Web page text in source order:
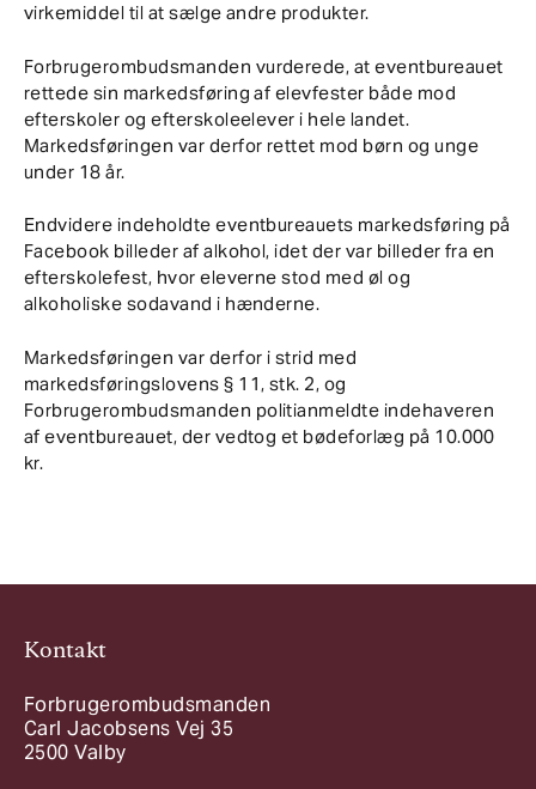
virkemiddel til at sælge andre produkter.
Forbrugerombudsmanden vurderede, at eventbureauet
rettede sin markedsføring af elevfester både mod
efterskoler og efterskoleelever i hele landet.
Markedsføringen var derfor rettet mod børn og unge
under 18 år.
Endvidere indeholdte eventbureauets markedsføring på
Facebook billeder af alkohol, idet der var billeder fra en
efterskolefest, hvor eleverne stod med øl og
alkoholiske sodavand i hænderne.
Markedsføringen var derfor i strid med
markedsføringslovens § 11, stk. 2, og
Forbrugerombudsmanden politianmeldte indehaveren
af eventbureauet, der vedtog et bødeforlæg på 10.000
kr.
Kontakt
Forbrugerombudsmanden
Carl Jacobsens Vej 35
2500 Valby